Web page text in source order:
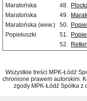
Maratońska
48.
Maratońska
49.
Maratońska (wew.)
50.
Popiełuszki
51.
52.
Wszystkie treści MPK-Łódź
chronione prawem autorskim.
zgody MPK-Łódź Spółka z